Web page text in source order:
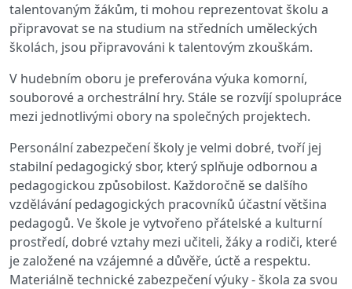
talentovaným žákům, ti mohou reprezentovat školu a
připravovat se na studium na středních uměleckých
školách, jsou připravováni k talentovým zkouškám.
V hudebním oboru je preferována výuka komorní,
souborové a orchestrální hry. Stále se rozvíjí spolupráce
mezi jednotlivými obory na společných projektech.
Personální zabezpečení školy je velmi dobré, tvoří jej
stabilní pedagogický sbor, který splňuje odbornou a
pedagogickou způsobilost. Každoročně se dalšího
vzdělávání pedagogických pracovníků účastní většina
pedagogů. Ve škole je vytvořeno přátelské a kulturní
prostředí, dobré vztahy mezi učiteli, žáky a rodiči, které
je založené na vzájemné a důvěře, úctě a respektu.
Materiálně technické zabezpečení výuky - škola za svou